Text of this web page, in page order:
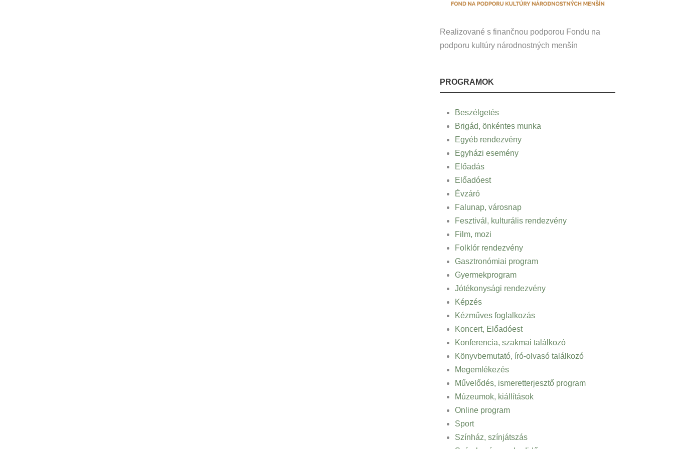
Realizované s finančnou podporou Fondu na
podporu kultúry národnostných menšín
PROGRAMOK
Beszélgetés
Brigád, önkéntes munka
Egyéb rendezvény
Egyházi esemény
Előadás
Előadóest
Évzáró
Falunap, városnap
Fesztivál, kulturális rendezvény
Film, mozi
Folklór rendezvény
Gasztronómiai program
Gyermekprogram
Jótékonysági rendezvény
Képzés
Kézműves foglalkozás
Koncert, Előadóest
Konferencia, szakmai találkozó
Könyvbemutató, író-olvasó találkozó
Megemlékezés
Művelődés, ismeretterjesztő program
Múzeumok, kiállítások
Online program
Sport
Színház, színjátszás